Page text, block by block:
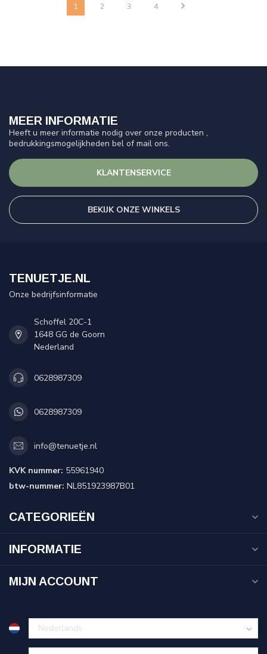
1 2 3 4
MEER INFORMATIE
Heeft u meer informatie nodig over onze producten ,
bedrukkingsmogelijkheden bel of mail ons.
KLANTENSERVICE
BEKIJK ONZE WINKELS
TENUETJE.NL
Onze bedrijfsinformatie
Schoffel 20C-1
1648 GG de Goorn
Nederland
0628987309
0628987309
info@tenuetje.nl
KVK nummer: 55961940
btw-nummer: NL851923987B01
CATEGORIEËN
INFORMATIE
MIJN ACCOUNT